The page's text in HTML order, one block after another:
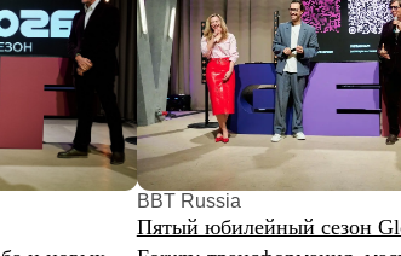
BBT Russia
Пятый юбилейный сезон Global Event
Forum: трансформация, масштаб,
новые вершины